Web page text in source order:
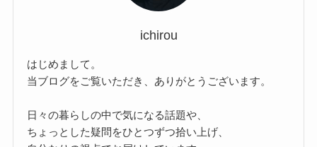
ichirou
はじめまして。
当ブログをご覧いただき、ありがとうございます。
日々の暮らしの中で気になる話題や、
ちょっとした疑問をひとつずつ拾い上げ、